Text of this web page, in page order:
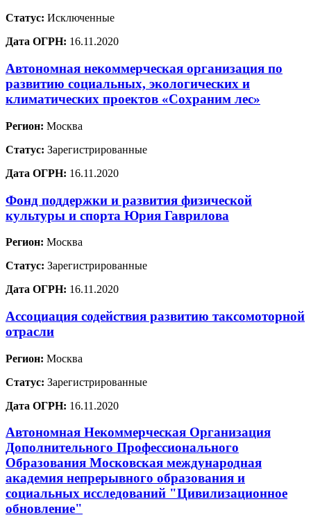
Статус: Исключенные
Дата ОГРН: 16.11.2020
Автономная некоммерческая организация по
развитию социальных, экологических и
климатических проектов «Сохраним лес»
Регион: Москва
Статус: Зарегистрированные
Дата ОГРН: 16.11.2020
Фонд поддержки и развития физической
культуры и спорта Юрия Гаврилова
Регион: Москва
Статус: Зарегистрированные
Дата ОГРН: 16.11.2020
Ассоциация содействия развитию таксомоторной
отрасли
Регион: Москва
Статус: Зарегистрированные
Дата ОГРН: 16.11.2020
Автономная Некоммерческая Организация
Дополнительного Профессионального
Образования Московская международная
академия непрерывного образования и
социальных исследований "Цивилизационное
обновление"